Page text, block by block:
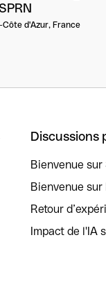
Côte d'Azur, France
Discussions
Bienvenue sur
Bienvenue
Retour
Impact de l'IA